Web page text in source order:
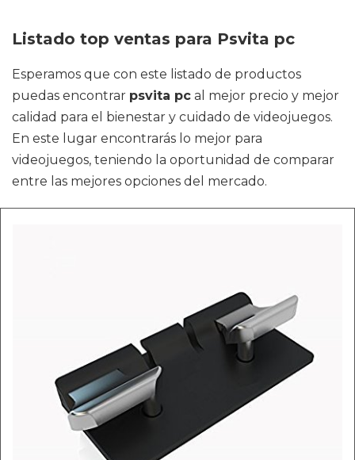
Listado top ventas para Psvita pc
Esperamos que con este listado de productos
puedas encontrar psvita pc al mejor precio y mejor
calidad para el bienestar y cuidado de videojuegos.
En este lugar encontrarás lo mejor para
videojuegos, teniendo la oportunidad de comparar
entre las mejores opciones del mercado.